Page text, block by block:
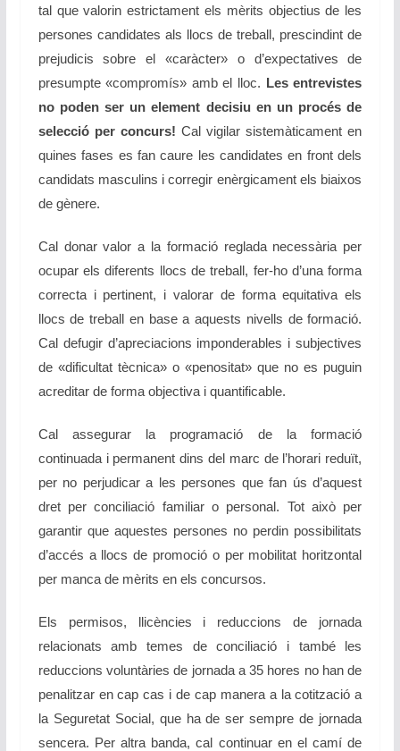
tal que valorin estrictament els mèrits objectius de les
persones candidates als llocs de treball, prescindint de
prejudicis sobre el «caràcter» o d’expectatives de
presumpte «compromís» amb el lloc.
Les entrevistes
no poden ser un element decisiu en un procés de
selecció per concurs! Cal vigilar sistemàticament en
quines fases es fan caure les candidates en front dels
candidats masculins i corregir enèrgicament els biaixos
de gènere.
Cal donar valor a la formació reglada necessària per
ocupar els diferents llocs de treball, fer-ho d’una forma
correcta i pertinent, i valorar de forma equitativa els
llocs de treball en base a aquests nivells de formació.
Cal defugir d’apreciacions imponderables i subjectives
de «dificultat tècnica» o «penositat» que no es puguin
acreditar de forma objectiva i quantificable.
Cal assegurar la programació de la formació
continuada i permanent dins del marc de l’horari reduït,
per no perjudicar a les persones que fan ús d’aquest
dret per conciliació familiar o personal. Tot això per
garantir que aquestes persones no perdin possibilitats
d’accés a llocs de promoció o per mobilitat horitzontal
per manca de mèrits en els concursos.
Els permisos, llicències i reduccions de jornada
relacionats amb temes de conciliació i també les
reduccions voluntàries de jornada a 35 hores no han de
penalitzar en cap cas i de cap manera a la cotització a
la Seguretat Social, que ha de ser sempre de jornada
sencera. Per altra banda, cal continuar en el camí de